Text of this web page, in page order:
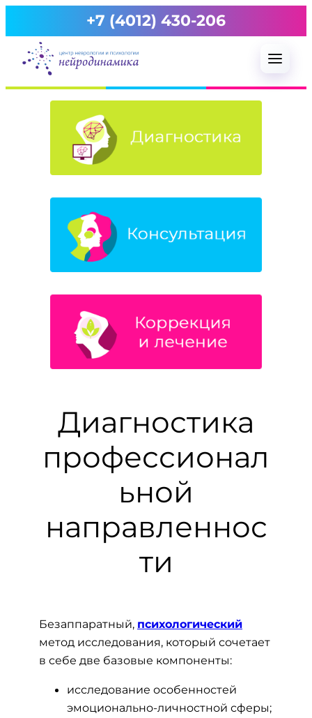
содержимому
+7 (4012) 430-206
Диагностика
профессионал
ьной
направленнос
ти
Безаппаратный, психологический
метод исследования, который сочетает
в себе две базовые компоненты:
исследование особенностей
эмоционально-личностной сферы;